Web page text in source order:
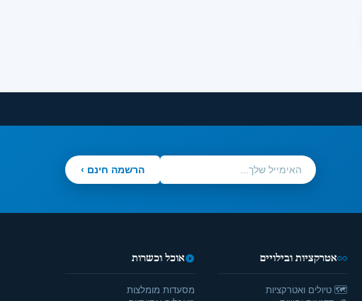
הרשמה חינם ›
אטרקציות ובילויים
🗺️ טיולים ואטרקציות
אוכל וכשרות
מסעדות מומלצות